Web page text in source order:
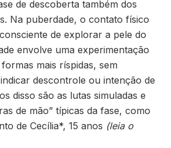
de descoberta também dos
Na puberdade, o contato físico
de explorar a pele do
envolve uma experimentação
mais ríspidas, sem
descontrole ou intenção de
disso são as lutas simuladas e
de mão” típicas da fase, como
de Cecília*, 15 anos (leia o